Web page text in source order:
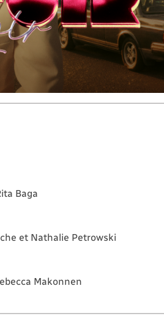
Baga
et Nathalie Petrowski
Makonnen